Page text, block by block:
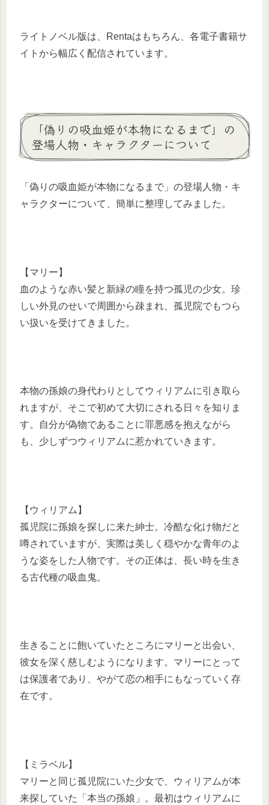
ライトノベル版は、Rentaはもちろん、各電子書籍サ
イトから幅広く配信されています。
「偽りの吸血姫が本物になるまで」の
登場人物・キャラクターについて
「偽りの吸血姫が本物になるまで」の登場人物・キ
ャラクターについて、簡単に整理してみました。
【マリー】
血のような赤い髪と新緑の瞳を持つ孤児の少女。珍
しい外見のせいで周囲から疎まれ、孤児院でもつら
い扱いを受けてきました。
本物の孫娘の身代わりとしてウィリアムに引き取ら
れますが、そこで初めて大切にされる日々を知りま
す。自分が偽物であることに罪悪感を抱えながら
も、少しずつウィリアムに惹かれていきます。
【ウィリアム】
孤児院に孫娘を探しに来た紳士。冷酷な化け物だと
噂されていますが、実際は美しく穏やかな青年のよ
うな姿をした人物です。その正体は、長い時を生き
る古代種の吸血鬼。
生きることに飽いていたところにマリーと出会い、
彼女を深く慈しむようになります。マリーにとって
は保護者であり、やがて恋の相手にもなっていく存
在です。
【ミラベル】
マリーと同じ孤児院にいた少女で、ウィリアムが本
来探していた「本当の孫娘」。最初はウィリアムに